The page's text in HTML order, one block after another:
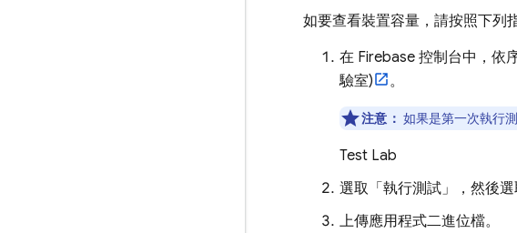
如要查看裝置容量，請按照下列
在 Firebase 控制台中，依
驗室)
。
注意： 如果是第一次執行
Test Lab
選取「執行測試」
，然後
上傳應用程式二進位檔。